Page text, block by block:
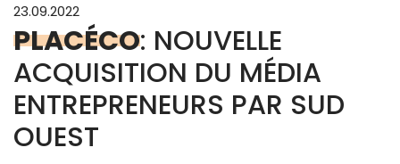
23.09.2022
PLACÉCO: NOUVELLE
ACQUISITION DU MÉDIA
ENTREPRENEURS PAR SUD
OUEST